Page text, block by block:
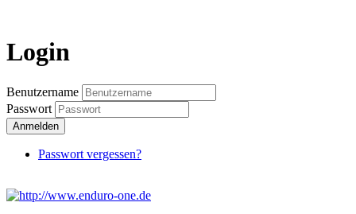
Login
Benutzername
Passwort
Anmelden
Passwort vergessen?